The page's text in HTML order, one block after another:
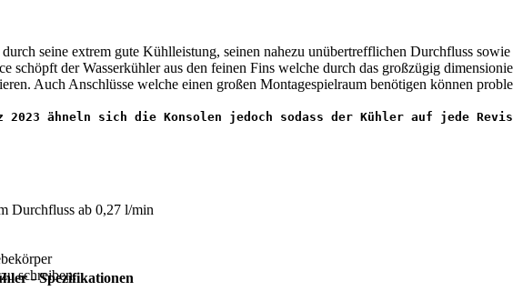
seine extrem gute Kühlleistung, seinen nahezu unübertrefflichen Durchfluss
schöpft der Wasserkühler aus den feinen Fins welche durch das großzügig
Auch Anschlüsse welche einen großen Montagespielraum benötigen können
2023 ähneln sich die Konsolen jedoch sodass der Kühler auf jede
Durchfluss ab 0,27 l/min
- Spezifikationen
schreiben.